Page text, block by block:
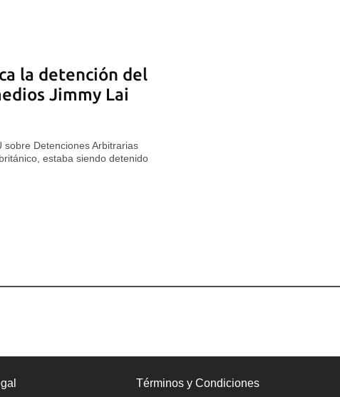
la detención del
Jimmy Lai
sobre Detenciones Arbitrarias
estaba siendo detenido
Términos y Condiciones